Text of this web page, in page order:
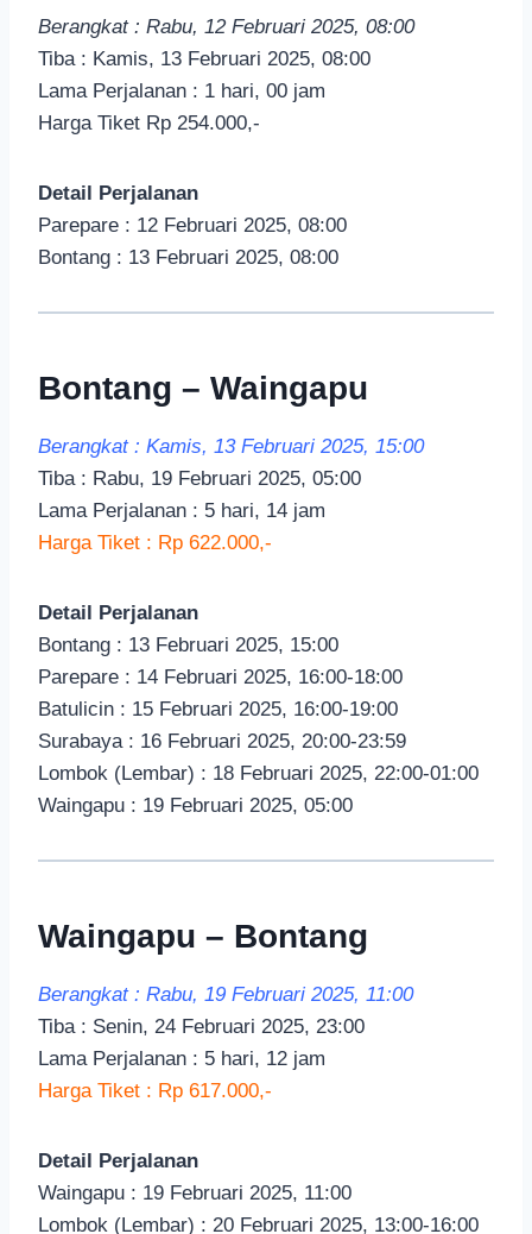
Berangkat : Rabu, 12 Februari 2025, 08:00
Tiba : Kamis, 13 Februari 2025, 08:00
Lama Perjalanan : 1 hari, 00 jam
Harga Tiket Rp 254.000,-
Detail Perjalanan
Parepare : 12 Februari 2025, 08:00
Bontang : 13 Februari 2025, 08:00
Bontang – Waingapu
Berangkat : Kamis, 13 Februari 2025, 15:00
Tiba : Rabu, 19 Februari 2025, 05:00
Lama Perjalanan : 5 hari, 14 jam
Harga Tiket : Rp 622.000,-
Detail Perjalanan
Bontang : 13 Februari 2025, 15:00
Parepare : 14 Februari 2025, 16:00-18:00
Batulicin : 15 Februari 2025, 16:00-19:00
Surabaya : 16 Februari 2025, 20:00-23:59
Lombok (Lembar) : 18 Februari 2025, 22:00-01:00
Waingapu : 19 Februari 2025, 05:00
Waingapu – Bontang
Berangkat : Rabu, 19 Februari 2025, 11:00
Tiba : Senin, 24 Februari 2025, 23:00
Lama Perjalanan : 5 hari, 12 jam
Harga Tiket : Rp 617.000,-
Detail Perjalanan
Waingapu : 19 Februari 2025, 11:00
Lombok (Lembar) : 20 Februari 2025, 13:00-16:00